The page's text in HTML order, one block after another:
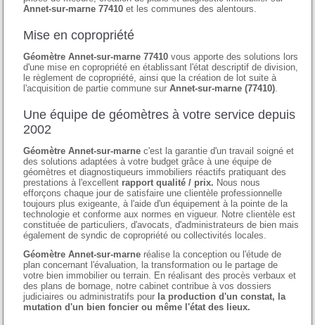
Annet-sur-marne 77410 et les communes des alentours.
Mise en copropriété
Géomètre Annet-sur-marne 77410 vous apporte des solutions lors
d'une mise en copropriété en établissant l'état descriptif de division,
le règlement de copropriété, ainsi que la création de lot suite à
l'acquisition de partie commune surAnnet-sur-marne (77410)
Une équipe de géomètres à votre service depuis
2002
Géomètre Annet-sur-marne c'est la garantie d'un travail soigné et
des solutions adaptées à votre budget grâce à une équipe de
géomètres et diagnostiqueurs immobiliers réactifs pratiquant des
prestations à l'excellent rapport qualité / prix. Nous nous
efforçons chaque jour de satisfaire une clientèle professionnelle
toujours plus exigeante, à l'aide d'un équipement à la pointe de la
technologie et conforme aux normes en vigueur. Notre clientèle est
constituée de particuliers, d'avocats, d'administrateurs de bien mais
également de syndic de copropriété ou collectivités locales.
Géomètre Annet-sur-marne réalise la conception ou l'étude de
plan concernant l'évaluation, la transformation ou le partage de
votre bien immobilier ou terrain. En réalisant des procès verbaux et
des plans de bornage, notre cabinet contribue à vos dossiers
judiciaires ou administratifs pour la production d'un constat, la
mutation d'un bien foncier ou même l'état des lieux.